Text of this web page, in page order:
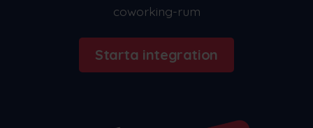
coworking-rum
Starta integration